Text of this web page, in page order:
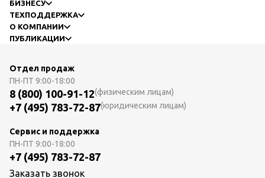
БИЗНЕСУ
ТЕХПОДДЕРЖКА
О КОМПАНИИ
ПУБЛИКАЦИИ
Отдел продаж
ПН-ПТ 9:00-18:00
8 (800) 100-91-12(физическим лицам)
+7 (495) 783-72-87(юридическим лицам)
Сервис и поддержка
ПН-ПТ 9:00-18:00
+7 (495) 783-72-87
Заказать звонок